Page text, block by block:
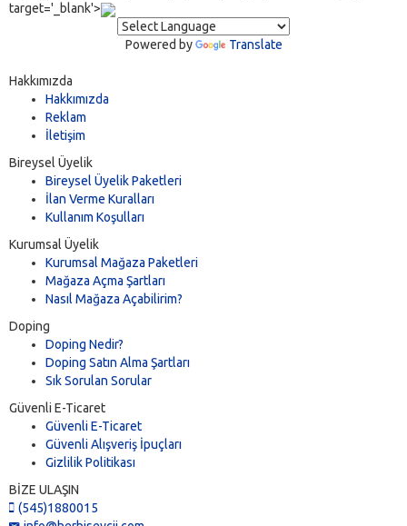
target='_blank'>
Powered by Translate
Hakkımızda
Hakkımızda
Reklam
İletişim
Bireysel Üyelik
Bireysel Üyelik Paketleri
İlan Verme Kuralları
Kullanım Koşulları
Kurumsal Üyelik
Kurumsal Mağaza Paketleri
Mağaza Açma Şartları
Nasıl Mağaza Açabilirim?
Doping
Doping Nedir?
Doping Satın Alma Şartları
Sık Sorulan Sorular
Güvenli E-Ticaret
Güvenli E-Ticaret
Güvenli Alışveriş İpuçları
Gizlilik Politikası
BİZE ULAŞIN
(545)1880015